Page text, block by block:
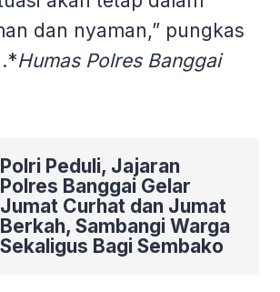
dan nyaman,” pungkas
Humas Polres Banggai
Polri Peduli, Jajaran
Polres Banggai Gelar
Jumat Curhat dan Jumat
Berkah, Sambangi Warga
Sekaligus Bagi Sembako